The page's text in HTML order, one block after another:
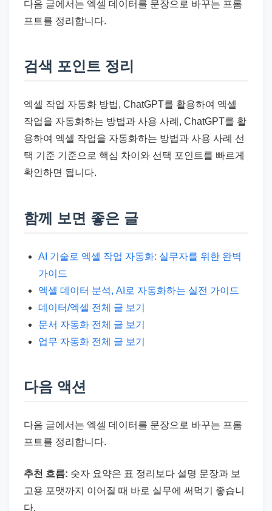
다음 글에서는 엑셀 데이터를 문장으로 바꾸는 프롬
프트를 정리합니다.
검색 포인트 정리
엑셀 작업 자동화 방법, ChatGPT를 활용하여 엑셀
작업을 자동화하는 방법과 사용 사례, ChatGPT를 활
용하여 엑셀 작업을 자동화하는 방법과 사용 사례 선
택 기준 기준으로 핵심 차이와 선택 포인트를 빠르게
확인하면 됩니다.
함께 보면 좋은 글
AI 기술로 엑셀 작업 자동화: 실무자를 위한 완벽
가이드
엑셀 데이터 분석, AI로 자동화하는 실전 가이드
데이터/엑셀 전체 글 보기
문서 자동화 전체 글 보기
업무 자동화 전체 글 보기
다음 액션
다음 글에서는 엑셀 데이터를 문장으로 바꾸는 프롬
프트를 정리합니다.
추천 흐름: 숫자 요약은 표 정리보다 설명 문장과 보
고용 포맷까지 이어질 때 바로 실무에 써먹기 좋습니
다.